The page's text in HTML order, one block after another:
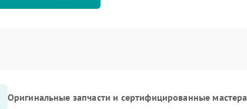
Оригинальные запчасти и сертифицированные мастера